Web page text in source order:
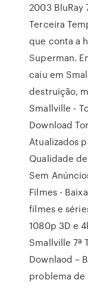
2003 BluRay
Terceira
que conta a
Superman.
caiu em
destruição,
Smallville -
Download
Atualizados
Qualidade
Sem
Filmes -
filmes e
1080p 3D e
Smallville 7ª
Downlaod –
problema